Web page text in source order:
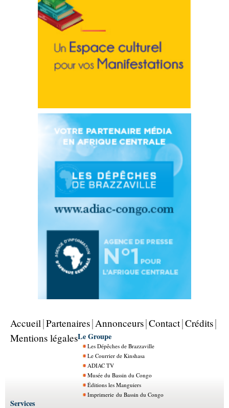
Accueil Partenaires Annonceurs Contact Crédits
Mentions légalesLe Groupe
Les Dépêches de Brazzaville
Le Courrier de Kinshasa
ADIAC TV
Musée du Bassin du Congo
Éditions les Manguiers
Imprimerie du Bassin du Congo
Services